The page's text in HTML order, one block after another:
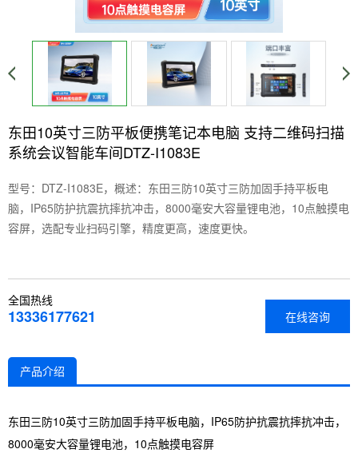
东田10英寸三防平板便携笔记本电脑 支持二维码扫描
系统会议智能车间DTZ-I1083E
型号：DTZ-I1083E，概述：东田三防10英寸三防加固手持平板电
脑，IP65防护抗震抗摔抗冲击，8000毫安大容量锂电池，10点触摸电
容屏，选配专业扫码引擎，精度更高，速度更快。
在线咨询
全国热线
13336177621
产品介绍
东田三防10英寸三防加固手持平板电脑，IP65防护抗震抗摔抗冲击，
8000毫安大容量锂电池，10点触摸电容屏